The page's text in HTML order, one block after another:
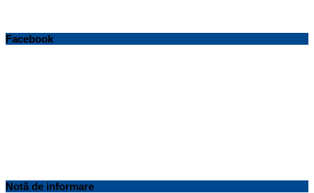
Facebook
Notă de informare